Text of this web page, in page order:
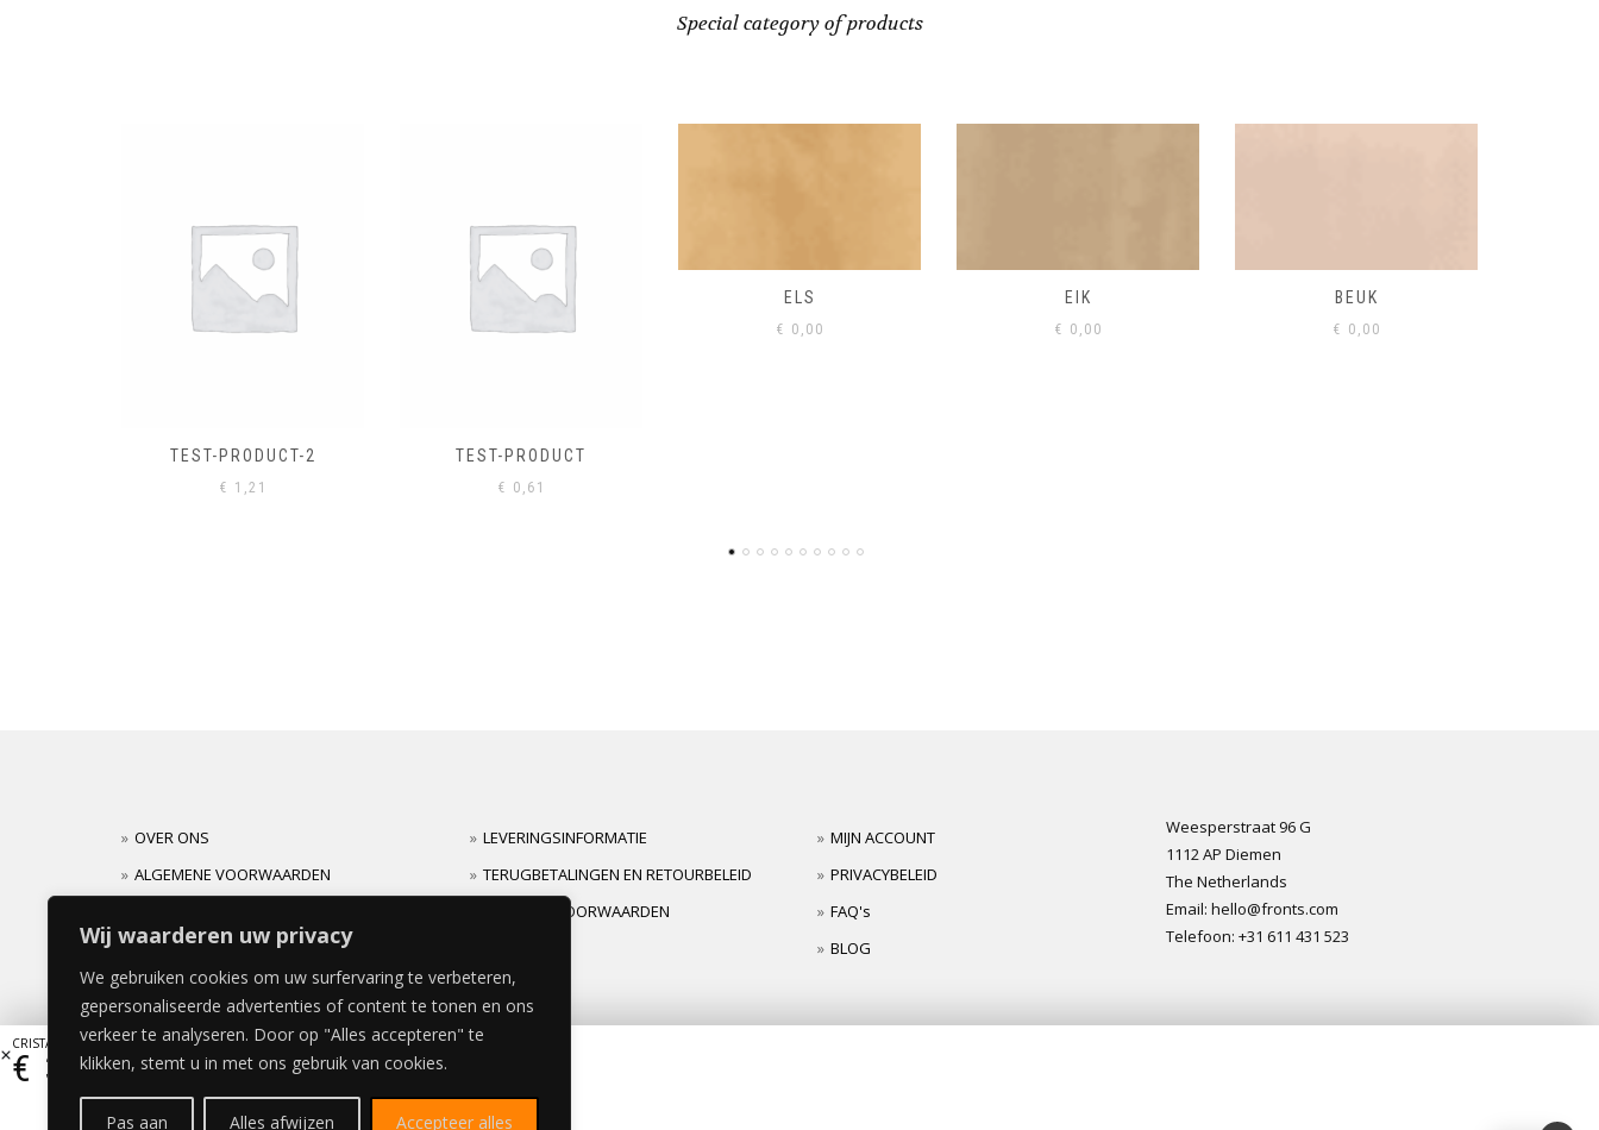
Wij waarderen uw privacy
We gebruiken cookies om uw surfervaring te verbeteren,
gepersonaliseerde advertenties of content te tonen en ons
verkeer te analyseren. Door op "Alles accepteren" te
klikken, stemt u in met ons gebruik van cookies.
Pas aan Alles afwijzen Accepteer alles
Special category of products
TEST-PRODUCT
€ 0,61
ELS
€0,00
EIK
€ 0,00
BEUK
€ 0,00
VISONE
€ 0,00
OVER ONS
ALGEMENE VOORWAARDEN
LEVERINGSINFORMATIE
TERUGBETALINGEN EN RETOURBELEID
GARANTIEVOORWAARDEN
MIJN ACCOUNT
PRIVACYBELEID
FAQ's
BLOG
Weesperstraat 96 G
1112 AP Diemen
The Netherlands
Email: hello@fronts.com
Telefoon: +31 611 431 523
CRISTAL LUXE BEDDEKINGSPANEEL 62x220cm
€ 331,54